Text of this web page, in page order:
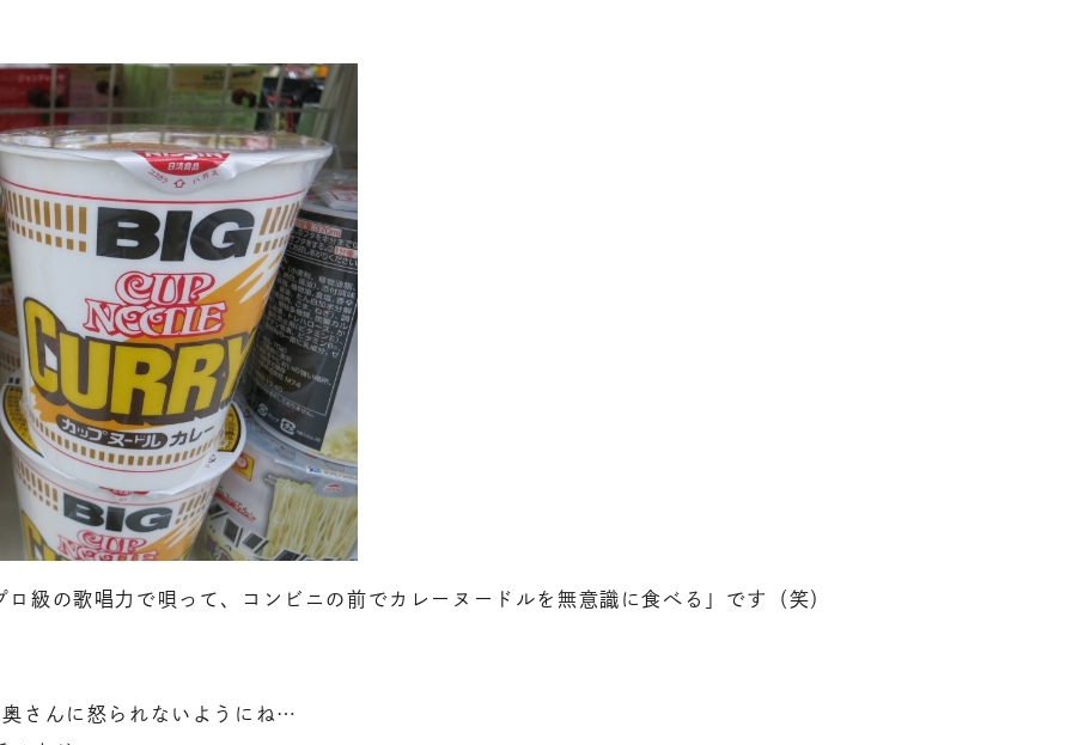
級の歌唱力で唄って、コンビニの前でカレーヌードルを無意識に食べる」です（笑）
さんに怒られないようにね…